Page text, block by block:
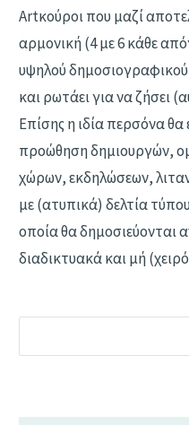
Artκούροι που μαζί
αρμονική (4 με 6 κάθε
υψηλού δημοσιογραφικού
και ρωτάει για να ζήσει
Επίσης η ιδία περσόνα θα
προώθηση δημιουργών,
χώρων, εκδηλώσεων,
με (ατυπικά) δελτία
οποία θα δημοσιεύονται
διαδικτυακά και μή